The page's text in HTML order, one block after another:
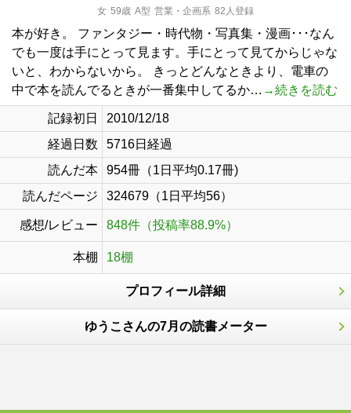
女 59歳 A型 営業・企画系 82人登録
本が好き。 ファンタジー・時代物・写真集・漫画･･･なん
でも一度は手にとって見ます。手にとって見てからじゃな
いと、わからないから。 きっとどんなときより、電車の
中で本を読んでるときが一番集中してるか… →続きを読む
記録初日
2010/12/18
経過日数
5716日経過
読んだ本
954冊（1日平均0.17冊)
読んだページ
324679（1日平均56）
感想/レビュー 848件（投稿率88.9%）
本棚 18棚
プロフィール詳細
ゆうこさんの7月の読書メーター